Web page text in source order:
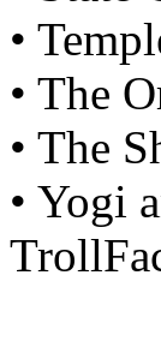
•
• The
• The
• Yogi